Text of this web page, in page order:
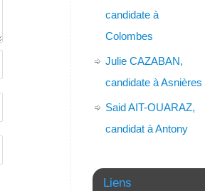
candidate à
Colombes
Julie CAZABAN,
candidate à Asnières
Said AIT-OUARAZ,
candidat à Antony
Liens